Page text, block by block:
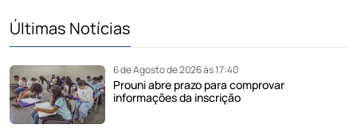
Últimas Notícias
6 de Agosto de 2026 às 17:40
Prouni abre prazo para comprovar
informações da inscrição